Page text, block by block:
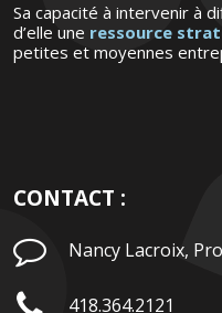
Sa capacité à intervenir à
d’elle une ressource
petites et moyennes
CONTACT :
 Nancy Lacroix,
 418.364.2121